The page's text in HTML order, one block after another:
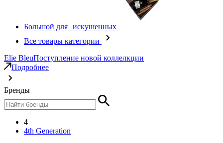
Большой для искушенных
Все товары категории
Elie BleuПоступление новой коллелкции
Подробнее
Бренды
4
4th Generation